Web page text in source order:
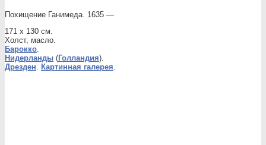
Похищение Ганимеда. 1635 —
171 x 130 см.
Холст, масло.
Барокко.
Нидерланды (Голландия).
Дрезден. Картинная галерея.